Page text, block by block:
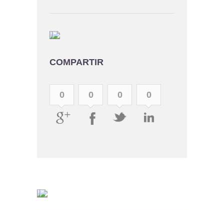
COMPARTIR
0 0 0 0